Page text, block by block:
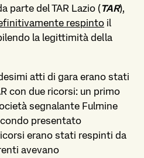
parte del TAR Lazio (TAR),
respinto il
la legittimità della
atti di gara erano stati
con due ricorsi: un primo
segnalante Fulmine
presentato
erano stati respinti da
avevano